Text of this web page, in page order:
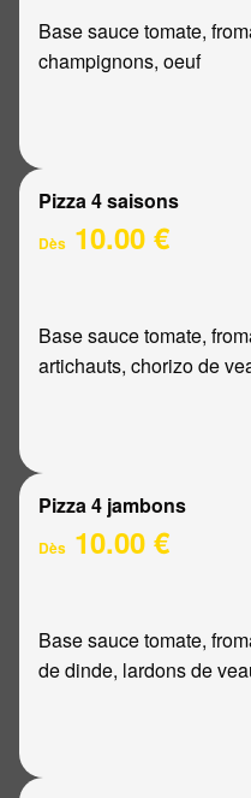
Base sauce tomate,
champignons, oeuf
Pizza 4 saisons
Dès 10.00 €
Base sauce tomate,
artichauts, chorizo de
Pizza 4 jambons
Dès 10.00 €
Base sauce tomate,
de dinde, lardons de